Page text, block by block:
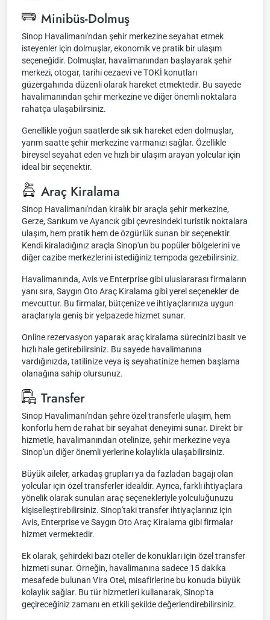
Minibüs-Dolmuş
Sinop Havalimanı'ndan şehir merkezine seyahat etmek
isteyenler için dolmuşlar, ekonomik ve pratik bir ulaşım
seçeneğidir. Dolmuşlar, havalimanından başlayarak şehir
merkezi, otogar, tarihi cezaevi ve TOKİ konutları
güzergahında düzenli olarak hareket etmektedir. Bu sayede
havalimanından şehir merkezine ve diğer önemli noktalara
rahatça ulaşabilirsiniz.
Genellikle yoğun saatlerde sık sık hareket eden dolmuşlar,
yarım saatte şehir merkezine varmanızı sağlar. Özellikle
bireysel seyahat eden ve hızlı bir ulaşım arayan yolcular için
ideal bir seçenektir.
Araç Kiralama
Sinop Havalimanı'ndan kiralık bir araçla şehir merkezine,
Gerze, Sarıkum ve Ayancık gibi çevresindeki turistik noktalara
ulaşım, hem pratik hem de özgürlük sunan bir seçenektir.
Kendi kiraladığınız araçla Sinop'un bu popüler bölgelerini ve
diğer cazibe merkezlerini istediğiniz tempoda gezebilirsiniz.
Havalimanında, Avis ve Enterprise gibi uluslararası firmaların
yanı sıra, Saygın Oto Araç Kiralama gibi yerel seçenekler de
mevcuttur. Bu firmalar, bütçenize ve ihtiyaçlarınıza uygun
araçlarıyla geniş bir yelpazede hizmet sunar.
Online rezervasyon yaparak araç kiralama sürecinizi basit ve
hızlı hale getirebilirsiniz. Bu sayede havalimanına
vardığınızda, tatilinize veya iş seyahatinize hemen başlama
olanağına sahip olursunuz.
Transfer
Sinop Havalimanı'ndan şehre özel transferle ulaşım, hem
konforlu hem de rahat bir seyahat deneyimi sunar. Direkt bir
hizmetle, havalimanından otelinize, şehir merkezine veya
Sinop'un diğer önemli yerlerine kolaylıkla ulaşabilirsiniz.
Büyük aileler, arkadaş grupları ya da fazladan bagajı olan
yolcular için özel transferler idealdir. Ayrıca, farklı ihtiyaçlara
yönelik olarak sunulan araç seçenekleriyle yolculuğunuzu
kişiselleştirebilirsiniz. Sinop'taki transfer ihtiyaçlarınız için
Avis, Enterprise ve Saygın Oto Araç Kiralama gibi firmalar
hizmet vermektedir.
Ek olarak, şehirdeki bazı oteller de konukları için özel transfer
hizmeti sunar. Örneğin, havalimanına sadece 15 dakika
mesafede bulunan Vira Otel, misafirlerine bu konuda büyük
kolaylık sağlar. Bu tür hizmetleri kullanarak, Sinop'ta
geçireceğiniz zamanı en etkili şekilde değerlendirebilirsiniz.